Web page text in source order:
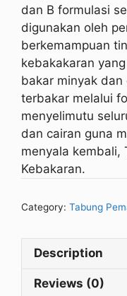
dan B formulasi
digunakan oleh
berkemampuan
kebakakaran
bakar minyak dan
terbakar melalui
menyelimutu
dan cairan guna
menyala kembali,
Kebakaran.
Category: Tabung
Description
Reviews (0)